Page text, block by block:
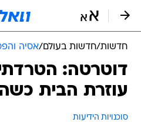
חדשות/חדשות בעולם/אסיה
דוטרטה:
עוזרת הבית
סוכנויות הידיעות